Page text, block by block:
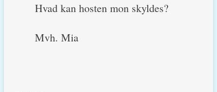
Hvad kan hosten mon skyldes?
Mvh. Mia